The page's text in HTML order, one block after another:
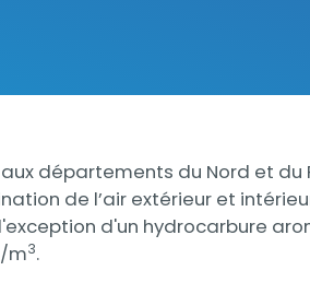
départements du Nord et du
de l’air extérieur et
d'un hydrocarbure
m3.